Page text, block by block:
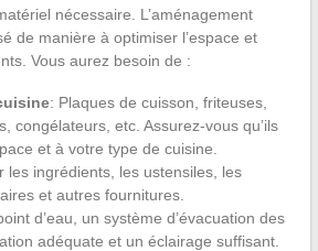
nécessaire. L’aménagement
de manière à optimiser l’espace et
Vous aurez besoin de :
: Plaques de cuisson, friteuses,
congélateurs, etc. Assurez-vous qu’ils
et à votre type de cuisine.
les ingrédients, les ustensiles, les
et autres fournitures.
d’eau, un système d’évacuation des
adéquate et un éclairage suffisant.